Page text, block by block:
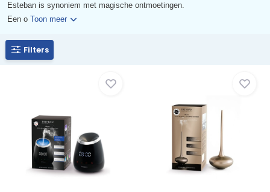
Esteban is synoniem met magische ontmoetingen.
Een o Toon meer
Filters